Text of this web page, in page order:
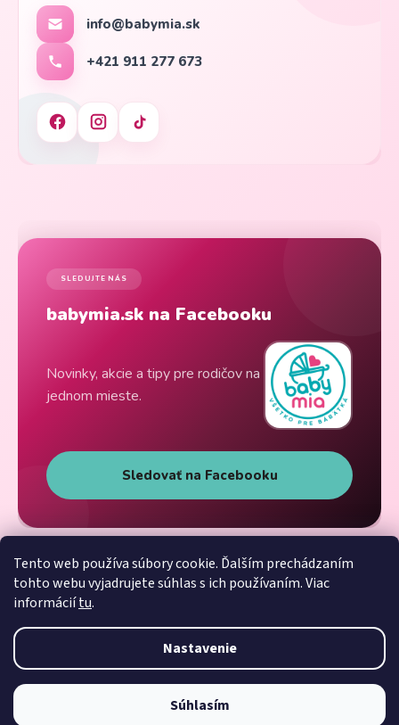
Tento web používa súbory cookie. Ďalším prechádzaním
tohto webu vyjadrujete súhlas s ich používaním. Viac
informáciítu.
Nastavenie
Súhlasím
info@babymia.sk
+421 911 277 673
SLEDUJTE NÁS
babymia.sk na Facebooku
Novinky, akcie a tipy pre rodičov na
jednom mieste.
Sledovať na Facebooku
Vytvoril Shoptet